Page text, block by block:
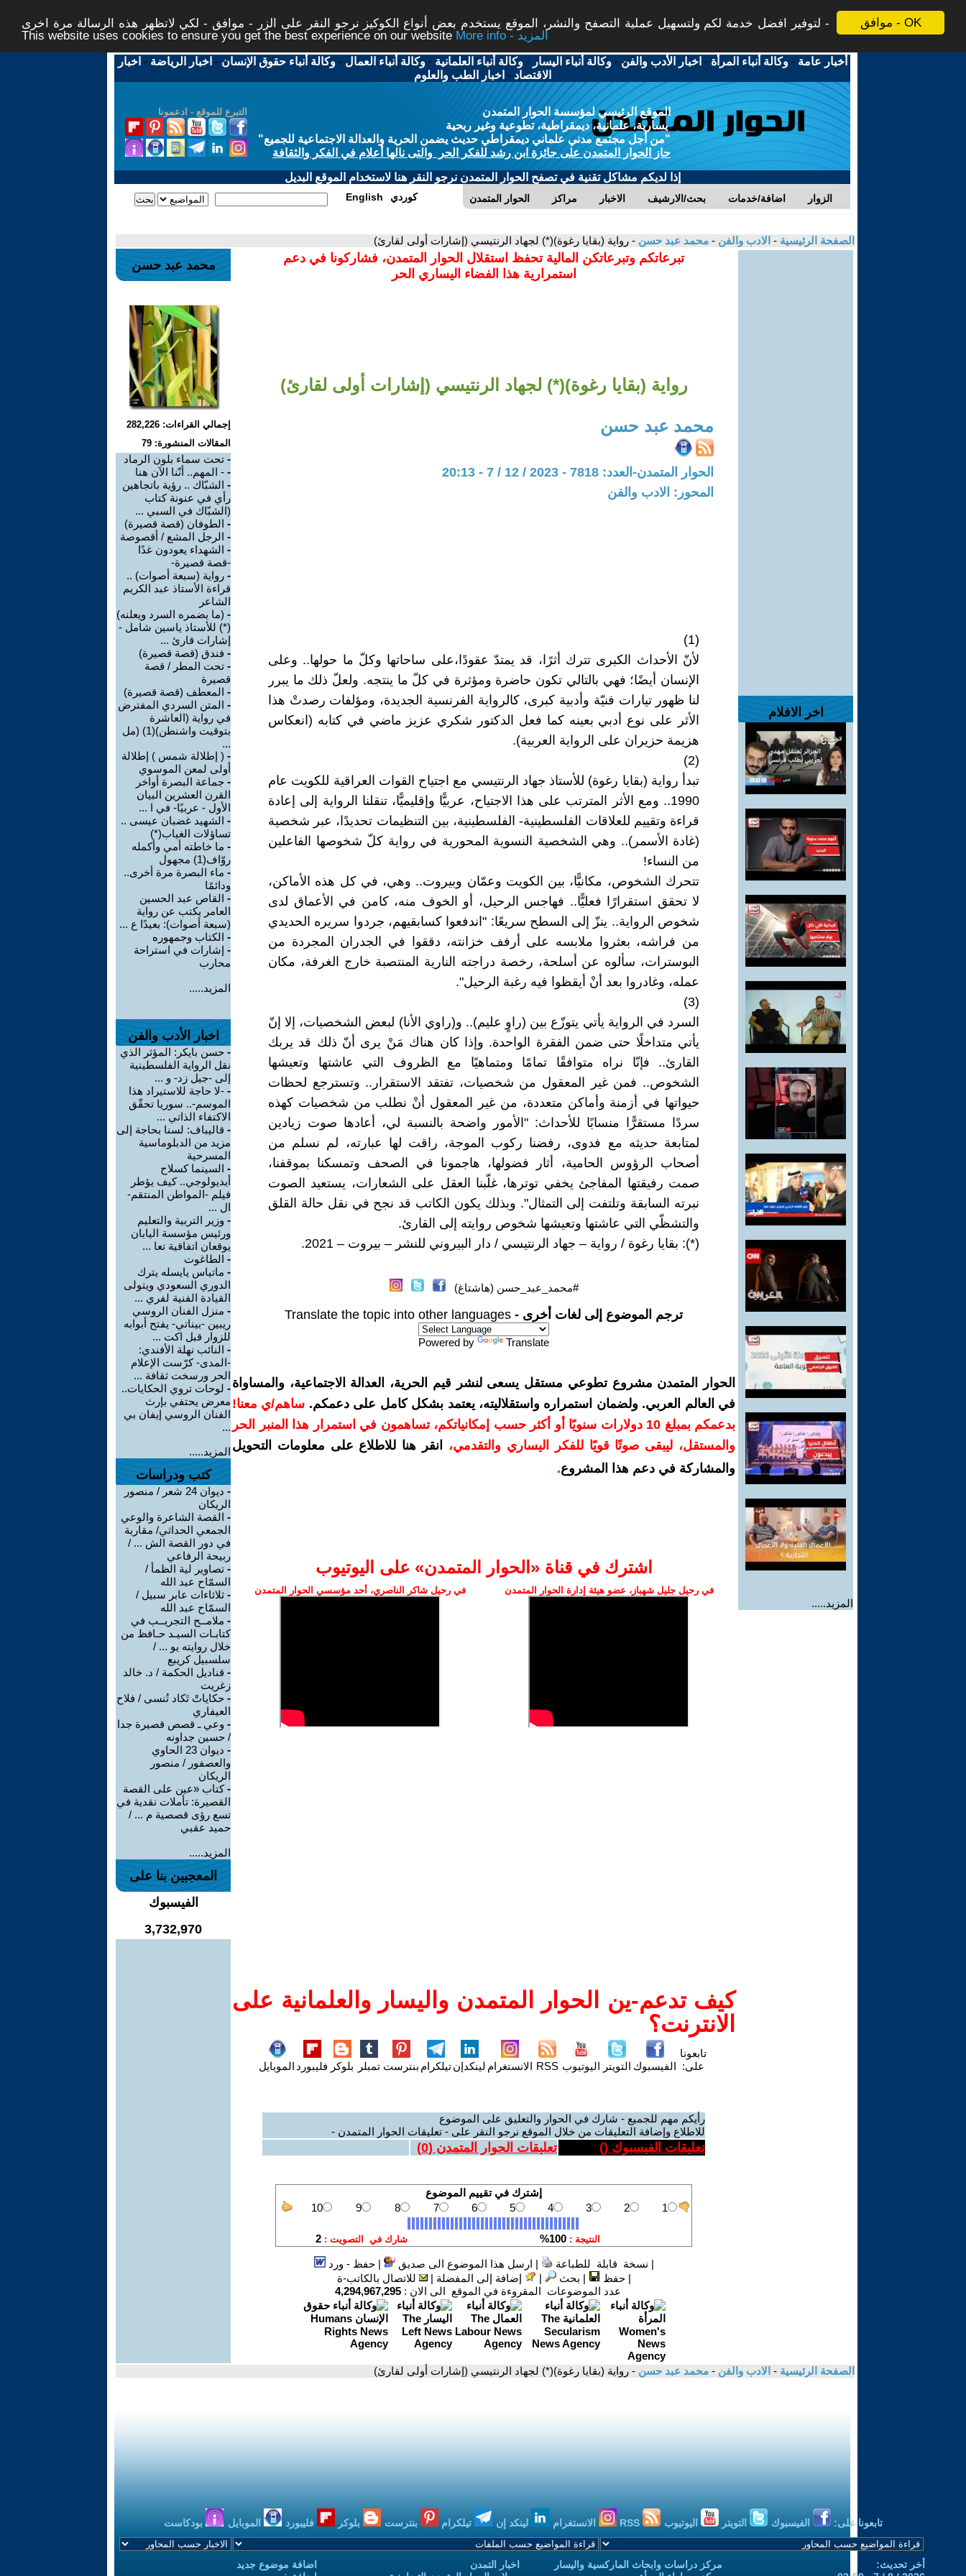
موافق - OK
لتوفير افضل خدمة لكم ولتسهيل عملية التصفح والنشر، الموقع يستخدم بعض أنواع الكوكيز نرجو النقر على الزر - موافق - لكي لاتظهر هذه الرسالة مرة اخرى -
This website uses cookies to ensure you get the best experience on our website
More info - المزيد
أخبار عامة -وكالة أنباء المرأة - اخبار الأدب والفن -وكالة أنباء اليسار -وكالة أنباء العلمانية -وكالة أنباء العمال -وكالة أنباء حقوق الإنسان - اخبار الرياضة - اخبار
الاقتصاد - اخبار الطب والعلوم
التبرع للموقع - ادعمونا
الموقع الرئيسي لمؤسسة الحوار المتمدن
يسارية، علمانية، ديمقراطية، تطوعية وغير ربحية
"من أجل مجتمع مدني علماني ديمقراطي حديث يضمن الحرية والعدالة الاجتماعية للجميع"
حاز الحوار المتمدن على جائزة ابن رشد للفكر الحر والتى نالها أعلام في الفكر والثقافة
إذا لديكم مشاكل تقنية في تصفح الحوار المتمدن نرجو النقر هنا لاستخدام الموقع البديل
الحوار المتمدن مراكز الاخبار بحث/الارشيف اضافة/خدمات الزوار English كوردي
الصفحة الرئيسية - الادب والفن - محمد عبد حسن - رواية (بقايا رغوة)(*) لجهاد الرنتيسي (إشارات أولى لقارئ)
اخر الافلام
المزيد.....
تبرعاتكم وتبرعاتكن المالية تحفظ استقلال الحوار المتمدن، فشاركونا في دعم
استمرارية هذا الفضاء اليساري الحر
رواية (بقايا رغوة)(*) لجهاد الرنتيسي (إشارات أولى لقارئ)
محمد عبد حسن
الحوار المتمدن-العدد: 7818 - 2023 / 12 / 7 - 20:13
المحور: الادب والفن
(1)
لأنّ الأحداث الكبرى تترك أثرًا، قد يمتدّ عقودًا،على ساحاتها وكلّ ما حولها.. وعلى
الإنسان أيضًا؛ فهي بالتالي تكون حاضرة ومؤثرة في كلّ ما ينتجه. ولعلّ ذلك ما يبرر
لنا ظهور تيارات فنيّة وأدبية كبرى، كالرواية الفرنسية الجديدة، ومؤلفات رصدتْ هذا
الأثر على نوع أدبي بعينه كما فعل الدكتور شكري عزيز ماضي في كتابه (انعكاس
هزيمة حزيران على الرواية العربية).
(2)
تبدأ رواية (بقايا رغوة) للأستاذ جهاد الرنتيسي مع اجتياح القوات العراقية للكويت عام
1990.. ومع الأثر المترتب على هذا الاجتياح، عربيًّا وإقليميًّا، تنقلنا الرواية إلى إعادة
قراءة وتقييم للعلاقات الفلسطينية- الفلسطينية، بين التنظيمات تحديدًا، عبر شخصية
(غادة الأسمر).. وهي الشخصية النسوية المحورية في رواية كلّ شخوصها الفاعلين
من النساء!
تتحرك الشخوص، مكانيًّا، بين الكويت وعمّان وبيروت.. وهي، في كل هذه الأماكن،
لا تحقق استقرارًا فعليًّا.. فهاجس الرحيل، أو الخوف منه، كامن في الأعماق لدى
شخوص الرواية.. ينزّ إلى السطح سريعًا: "اندفعوا كسابقيهم، جردوا سريره الحديدي
من فراشه، بعثروا ملابسه على أرفف خزانته، دققوا في الجدران المجردة من
البوسترات، سألوه عن أسلحة، رخصة دراجته النارية المنتصبة خارج الغرفة، مكان
عمله، وغادروا بعد أنْ أيقظوا فيه رغبة الرحيل".
(3)
السرد في الرواية يأتي يتوزّع بين (راوٍ عليم).. و(راوي الأنا) لبعض الشخصيات، إلا إنّ
يأتي متداخلًا حتى ضمن الفقرة الواحدة. وإذا كان هناك مَنْ يرى أنّ ذلك قد يربك
القارئ.. فإنّا نراه متوافقًا تمامًا ومتماهيًا مع الظروف التي عاشتها وتعيشها
الشخوص.. فمن غير المعقول من شخصيات، تفتقد الاستقرار.. وتسترجع لحظات
حيواتها في أزمنة وأماكن متعددة، من غير المعقول أنْ نطلب من شخصيات كهذه
سردًا مستقرًّا منسابًا للأحداث: "الأمور واضحة بالنسبة لي، أعادها صوت زيادين
لمتابعة حديثه مع فدوى، رفضنا ركوب الموجة، راقت لها عبارته، لم نسلم من
أصحاب الرؤوس الحامية، أثار فضولها، هاجمونا في الصحف وتمسكنا بموقفنا،
صمت رفيقتها المفاجئ يخفي توترها، غلّبنا العقل على الشعارات، يستعيد الصوت
نبرته السابقة وتلتفت إلى التمثال". وبذلك يكون الكاتب قد نجح في نقل حالة القلق
والتشظّي التي عاشتها وتعيشها شخوص روايته إلى القارئ.
(*): بقايا رغوة / رواية – جهاد الرنتيسي / دار البيروني للنشر – بيروت – 2021.
#محمد_عبد_حسن (هاشتاغ)
ترجم الموضوع إلى لغات أخرى - Translate the topic into other languages
Powered by Translate
الحوار المتمدن مشروع تطوعي مستقل يسعى لنشر قيم الحرية، العدالة الاجتماعية، والمساواة
في العالم العربي. ولضمان استمراره واستقلاليته، يعتمد بشكل كامل على دعمكم. ساهم/ي معنا!
بدعمكم بمبلغ 10 دولارات سنويًا أو أكثر حسب إمكانياتكم، تساهمون في استمرار هذا المنبر الحر
والمستقل، ليبقى صوتًا قويًا للفكر اليساري والتقدمي،
انقر هنا للاطلاع على معلومات التحويل
والمشاركة في دعم هذا المشروع.
اشترك في قناة ‫«الحوار المتمدن» على اليوتيوب
في رحيل جليل شهباز، عضو هيئة إدارة الحوار المتمدن في رحيل شاكر الناصري، أحد مؤسسي الحوار المتمدن
كيف تدعم-ين الحوار المتمدن واليسار والعلمانية على
الانترنت؟
تابعونا
على: الفيسبوك التويتر اليوتيوب RSS الانستغرام لينكدإنتيلكرام بنترست تمبلر بلوكر فليبورد الموبايل
رأيكم مهم للجميع - شارك في الحوار والتعليق على الموضوع
للاطلاع وإضافة التعليقات من خلال الموقع نرجو النقر على - تعليقات الحوار المتمدن -
تعليقات الفيسبوك () تعليقات الحوار المتمدن (0
)
| نسخة قابلة للطباعة | ارسل هذا الموضوع الى صديق |حفظ - ورد
|حفظ | بحث | إضافة إلى المفضلة |
للاتصال بالكاتب-ة
عدد الموضوعات المقروءة في الموقع الى الان : 4,294,967,295
محمد عبد حسن
إجمالي القراءات: 282,226
المقالات المنشورة: 79
- تحت سماء بلون الرماد
- - المهم.. أنّنا الآن هنا
- الشبّاك .. رؤية باتجاهين
رأي في عنونة كتاب
(الشبّاك في السبي ...
- الطوفان (قصة قصيرة)
- الرجل المشع / أقصوصة
- الشهداء يعودون غدًا
-قصة قصيرة-
- رواية (سبعة أصوات) ..
قراءة الأستاذ عبد الكريم
الشاعر
- (ما يضمره السرد ويعلنه)
(*) للأستاذ ياسين شامل -
إشارات قارئ ...
- فندق (قصة قصيرة)
- تحت المطر / قصة
قصيرة
- المعطف (قصة قصيرة)
- المتن السردي المفترض
في رواية (العاشرة
بتوقيت واشنطن)(1) (مل
...
- ( إطلالة شمس ) إطلالة
أولى لمعن الموسوي
- جماعة البصرة أواخر
القرن العشرين البيان
الأول - عربيًا- في ا ...
- الشهيد غضبان عيسى ..
تساؤلات الغياب(*)
- ما خاطته أمي وأكمله
روّاف(1) مجهول
- ماء البصرة مرة أخرى..
ودائمًا
- القاص عبد الحسين
العامر يكتب عن رواية
(سبعة أصوات): بعيدًا ع ...
- الكتاب وجمهوره
- إشارات في استراحة
محارب
المزيد.....
اخبار الأدب والفن
- حسن بايكر: المؤثر الذي
نقل الرواية الفلسطينية
إلى -جيل زد- و ...
- -لا حاجة للاستيراد هذا
الموسم-.. سوريا تحقّق
الاكتفاء الذاتي ...
- قاليباف: لسنا بحاجة إلى
مزيد من الدبلوماسية
المسرحية
- السينما كسلاح
أيديولوجي.. كيف يؤطر
فيلم -المواطن المنتقم-
ال ...
- وزير التربية والتعليم
ورئيس مؤسسة اليابان
يوقعان اتفاقية تعا ...
- الطاغوت
- ماتياس يايسله يترك
الدوري السعودي ويتولى
القيادة الفنية لفري ...
- منزل الفنان الروسي
ريبين -بيناتي- يفتح أبوابه
للزوار قبل اكت ...
- النائب نهلة الأفندي:
-المدى- كرّست الإعلام
الحر ورسخت ثقافة ...
- لوحات تروي الحكايات..
معرض يحتفي بإرث
الفنان الروسي إيفان بي
...
المزيد.....
كتب ودراسات
-
ديوان 24 شعر / منصور
الريكان
- القصة الشاعرة والوعي
الجمعي الحداثي/ مقاربة
في دور القصة الش ... /
ربيحة الرفاعي
- تصاوير لية الظمأ /
السمّاح عبد الله
- ثلاثاءات عابر سبيل /
السمّاح عبد الله
- ملامــح التجريــب في
كتابـات السيـد حـافظ من
خلال روايته يو ... /
سلسبيل كريبع
- قناديل الحكمة / د. خالد
زغريت
- حكاياتْ تَكاد تُنسى / فلاح
العيفاري
- وعي ـ قصص قصيرة جدا
/ حسين جداونه
-
ديوان 23 الحاوي
والعصفور / منصور
الريكان
-كتاب «عين على القصة
القصيرة: تأملات نقدية في
تسع رؤى قصصية م ... /
حميد عقبي
المزيد.....
المعجبين بنا على
الفيسبوك
3,732,970
الصفحة الرئيسية - الادب والفن - محمد عبد حسن - رواية (بقايا رغوة)(*) لجهاد الرنتيسي (إشارات أولى لقارئ)
تابعونا على: الفيسبوك التويتر اليوتيوب الانستغرام لينكد إن تيلكرام بنترست بلوكر فليبورد الموبايل بودكاست
أخر تحديث:
مركز دراسات وابحاث الماركسية واليسار
اخبار التمدن
اضافة موضوع جديد